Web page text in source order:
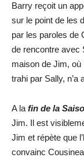
Barry reçoit un
sur le point de les
par les paroles de
de rencontre avec
maison de Jim, où
trahi par Sally, n’a
A la fin de la
Jim. Il est
Jim et répète que
convainc